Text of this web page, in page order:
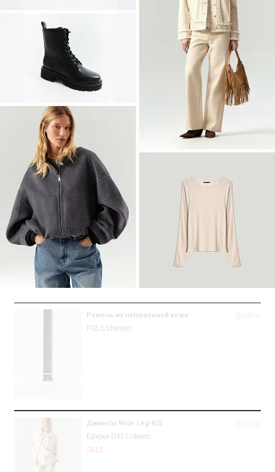
Блузка B3316/sanvito
SALE
Войти
Ремень из натуральной кожи
F053/shereon
Войти
Джинсы Wide Leg 425
Брюки D425/dearsi
SALE
Войти